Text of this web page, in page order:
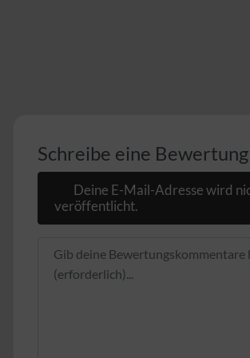
Schreibe eine Bewertung
Deine E-Mail-Adresse wird
veröffentlicht.